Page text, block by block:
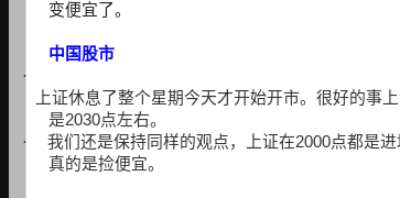
变便宜了。
中国股市
·
上证休息了整个星期今天才开始开市。很好的事
是2030点左右。
·
我们还是保持同样的观点，上证在2000点都是
真的是捡便宜。